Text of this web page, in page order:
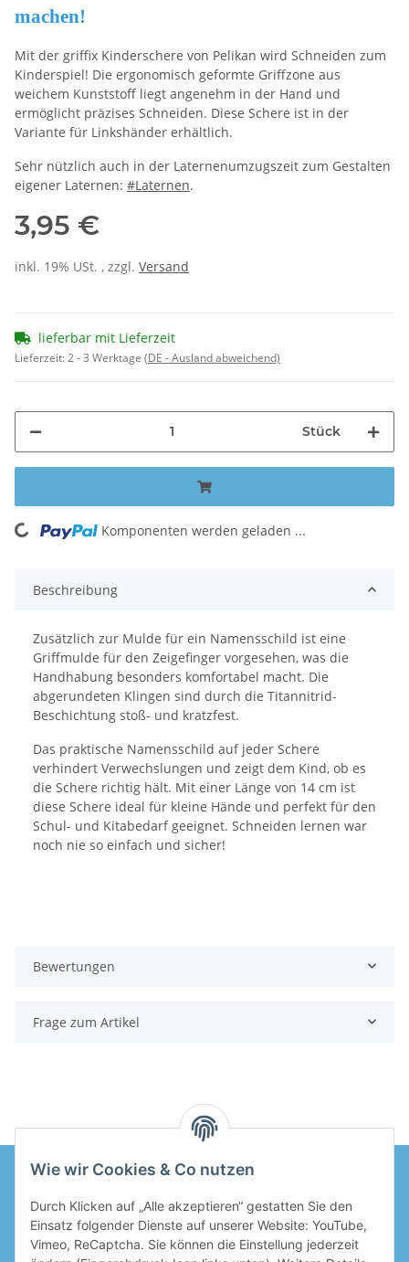
machen!
Mit der griffix Kinderschere von Pelikan wird Schneiden zum
Kinderspiel! Die ergonomisch geformte Griffzone aus
weichem Kunststoff liegt angenehm in der Hand und
ermöglicht präzises Schneiden. Diese Schere ist in der
Variante für Linkshänder erhältlich.
Sehr nützlich auch in der Laternenumzugszeit zum Gestalten
eigener Laternen: #Laternen.
3,95 €
inkl. 19% USt. , zzgl. Versand
lieferbar mit Lieferzeit
Lieferzeit:2 - 3 Werktage (DE - Ausland abweichend)
Stück
Loading... Komponenten werden geladen ...
Beschreibung
Zusätzlich zur Mulde für ein Namensschild ist eine
Griffmulde für den Zeigefinger vorgesehen, was die
Handhabung besonders komfortabel macht. Die
abgerundeten Klingen sind durch die Titannitrid-
Beschichtung stoß- und kratzfest.
Das praktische Namensschild auf jeder Schere
verhindert Verwechslungen und zeigt dem Kind, ob es
die Schere richtig hält. Mit einer Länge von 14 cm ist
diese Schere ideal für kleine Hände und perfekt für den
Schul- und Kitabedarf geeignet. Schneiden lernen war
noch nie so einfach und sicher!
Bewertungen
Frage zum Artikel
Informationen
Wie wir Cookies & Co nutzen
Durch Klicken auf „Alle akzeptieren“ gestatten Sie den
Einsatz folgender Dienste auf unserer Website: YouTube,
Vimeo, ReCaptcha. Sie können die Einstellung jederzeit